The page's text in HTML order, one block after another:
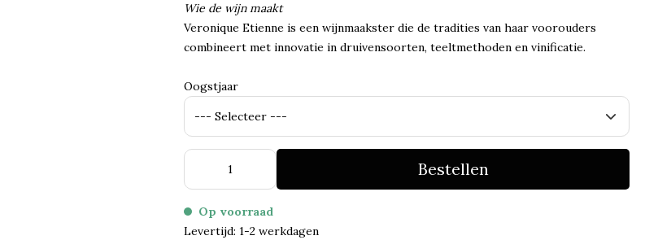
Wie de wijn maakt
Veronique Etienne is een wijnmaakster die de tradities van haar voorouders
combineert met innovatie in druivensoorten, teeltmethoden en vinificatie.
Oogstjaar
Bestellen
Op voorraad
Levertijd: 1-2 werkdagen